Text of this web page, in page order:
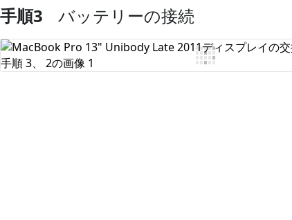
コメントを追加
手順3 バッテリーの接続